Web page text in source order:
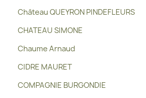
Château QUEYRON PINDEFLEURS
CHATEAU SIMONE
Chaume Arnaud
CIDRE MAURET
COMPAGNIE BURGONDIE